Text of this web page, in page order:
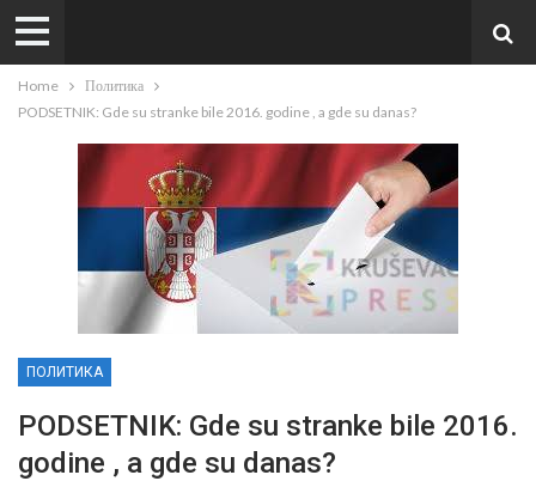
Home
Политика
PODSETNIK: Gde su stranke bile 2016. godine , a gde su danas?
ПОЛИТИКА
PODSETNIK: Gde su stranke bile 2016.
godine , a gde su danas?